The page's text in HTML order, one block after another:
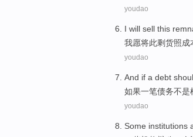
youdao
I will sell this
我愿将此剩货照成
youdao
And if a debt
如果一笔债务不是
youdao
Some institutions